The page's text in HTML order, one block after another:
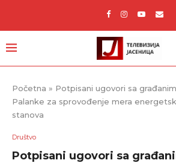
Početna » Potpisani ugovori sa
Palanke za sprovođenje mera
stanova
Društvo
Potpisani ugovori sa